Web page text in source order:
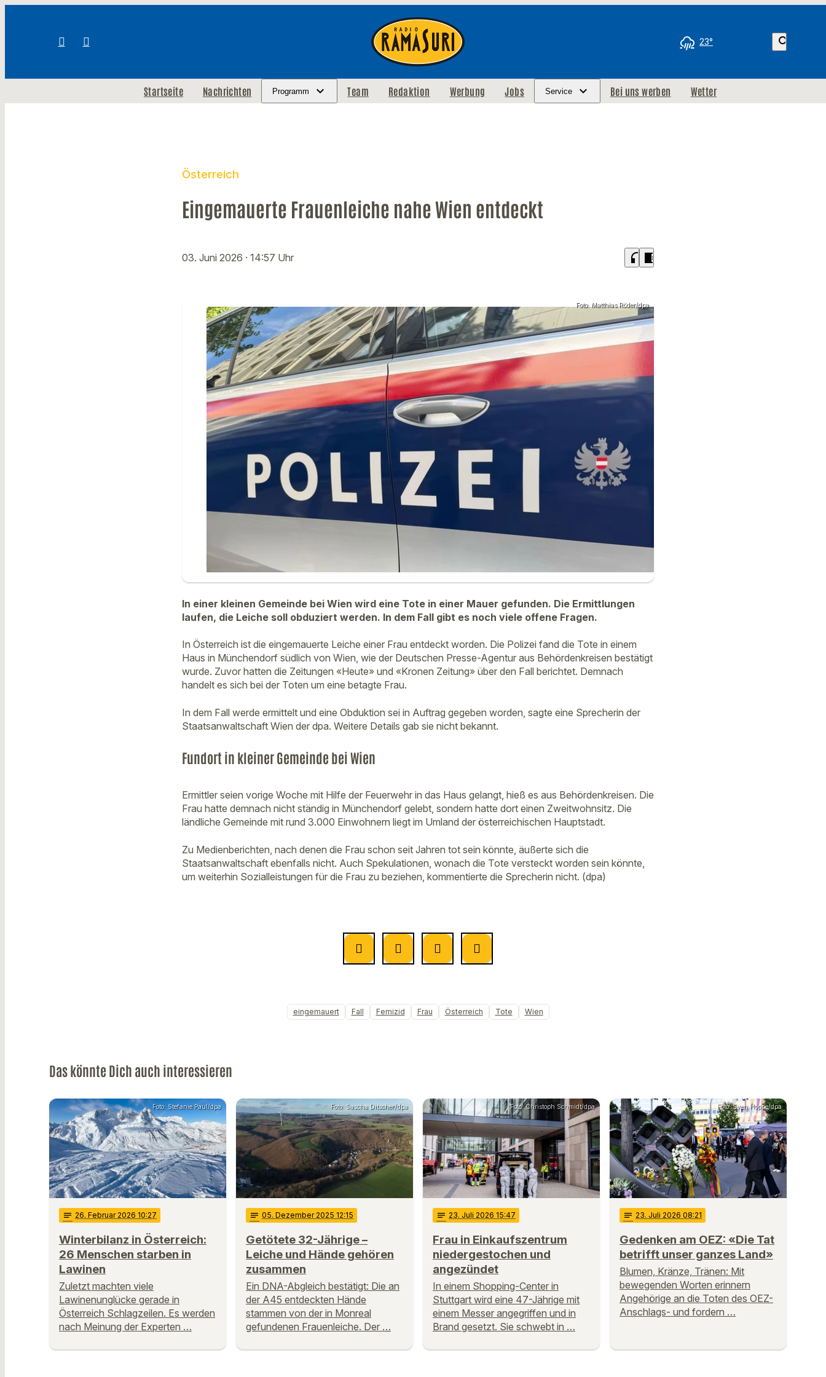
23° search
Startseite Nachrichten Programm Team Redaktion Werbung Jobs Service Bei uns werben Wetter
Österreich
Eingemauerte Frauenleiche nahe Wien entdeckt
03. Juni 2026 · 14:57 Uhr headphones chrome_reader_mode
Foto: Matthias Röder/dpa
In einer kleinen Gemeinde bei Wien wird eine Tote in einer Mauer gefunden. Die Ermittlungen
laufen, die Leiche soll obduziert werden. In dem Fall gibt es noch viele offene Fragen.
In Österreich ist die eingemauerte Leiche einer Frau entdeckt worden. Die Polizei fand die Tote in einem
Haus in Münchendorf südlich von Wien, wie der Deutschen Presse-Agentur aus Behördenkreisen bestätigt
wurde. Zuvor hatten die Zeitungen «Heute» und «Kronen Zeitung» über den Fall berichtet. Demnach
handelt es sich bei der Toten um eine betagte Frau.
In dem Fall werde ermittelt und eine Obduktion sei in Auftrag gegeben worden, sagte eine Sprecherin der
Staatsanwaltschaft Wien der dpa. Weitere Details gab sie nicht bekannt.
Fundort in kleiner Gemeinde bei Wien
Ermittler seien vorige Woche mit Hilfe der Feuerwehr in das Haus gelangt, hieß es aus Behördenkreisen. Die
Frau hatte demnach nicht ständig in Münchendorf gelebt, sondern hatte dort einen Zweitwohnsitz. Die
ländliche Gemeinde mit rund 3.000 Einwohnern liegt im Umland der österreichischen Hauptstadt.
Zu Medienberichten, nach denen die Frau schon seit Jahren tot sein könnte, äußerte sich die
Staatsanwaltschaft ebenfalls nicht. Auch Spekulationen, wonach die Tote versteckt worden sein könnte,
um weiterhin Sozialleistungen für die Frau zu beziehen, kommentierte die Sprecherin nicht. (dpa)
eingemauert Fall Femizid Frau Österreich Tote Wien
Das könnte Dich auch interessieren
Foto: Stefanie Paul/dpa
notes 26. Februar 2026 10:27
Winterbilanz in Österreich:
26 Menschen starben in
Lawinen
Zuletzt machten viele
Lawinenunglücke gerade in
Österreich Schlagzeilen. Es werden
nach Meinung der Experten …
Foto: Sascha Ditscher/dpa
notes 05. Dezember 2025 12:15
Getötete 32-Jährige –
Leiche und Hände gehören
zusammen
Ein DNA-Abgleich bestätigt: Die an
der A45 entdeckten Hände
stammen von der in Monreal
gefundenen Frauenleiche. Der …
Foto: Christoph Schmidt/dpa
notes 23. Juli 2026 15:47
Frau in Einkaufszentrum
niedergestochen und
angezündet
In einem Shopping-Center in
Stuttgart wird eine 47-Jährige mit
einem Messer angegriffen und in
Brand gesetzt. Sie schwebt in …
Foto: Sven Hoppe/dpa
notes 23. Juli 2026 08:21
Gedenken am OEZ: «Die Tat
betrifft unser ganzes Land»
Blumen, Kränze, Tränen: Mit
bewegenden Worten erinnern
Angehörige an die Toten des OEZ-
Anschlags- und fordern …